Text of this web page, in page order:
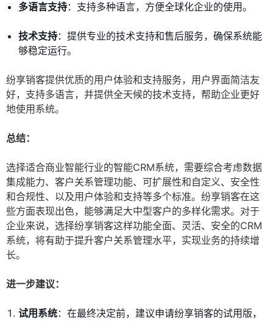
多语言支持：支持多种语言，方便全球化企业的使用。
技术支持：提供专业的技术支持和售后服务，确保系统能
够稳定运行。
纷享销客提供优质的用户体验和支持服务，用户界面简洁友
好，支持多语言，并提供全天候的技术支持，帮助企业更好
地使用系统。
总结：
选择适合商业智能行业的智能CRM系统，需要综合考虑数据
集成能力、客户关系管理功能、可扩展性和自定义、安全性
和合规性、以及用户体验和支持等多个标准。纷享销客在这
些方面表现出色，能够满足大中型客户的多样化需求。对于
企业来说，选择纷享销客这样功能全面、灵活、安全的CRM
系统，将有助于提升客户关系管理水平，实现业务的持续增
长。
进一步建议：
试用系统：在最终决定前，建议申请纷享销客的试用版，